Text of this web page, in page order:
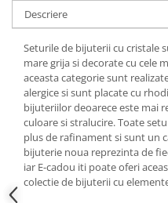
Cadouri pentru Doctori
Cadouri pentru Sfânta Maria
Martisoare
Descriere
Seturile de bijuterii cu cristale
mare grija si decorate cu cele
aceasta categorie sunt
alergice si sunt placate cu
bijuteriilor deoarece este mai
culoare si stralucire. Toate
plus de rafinament si sunt un
bijuterie noua reprezinta de
iar E-cadou iti poate oferi
colectie de bijuterii cu